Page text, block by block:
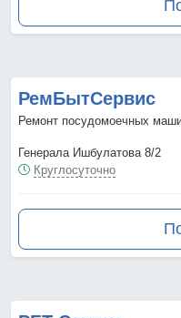
РемБытСервис
Ремонт посудомоечных
Генерала Ишбулатова 8/2
Круглосуточно